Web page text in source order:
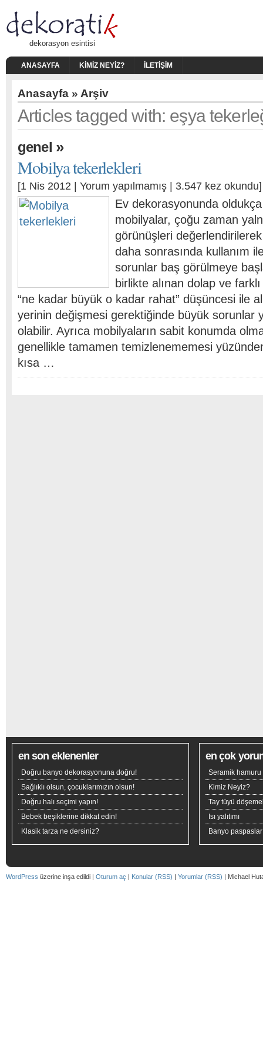
dekorasyon esintisi
ANASAYFA KIMIZ NEYIZ? İLETIŞIM
Anasayfa » Arşiv
Articles tagged with: eşya
genel »
Mobilya tekerlekleri
[1 Nis 2012 | Yorum yapılmamış | 3.547 kez okundu]
Ev dekorasyonunda
mobilyalar, çoğu zaman
görünüşleri değerlendirilerek
daha sonrasında kullanım
sorunlar baş görülmeye
birlikte alınan dolap ve
“ne kadar büyük o kadar rahat” düşüncesi ile
yerinin değişmesi gerektiğinde büyük sorunlar
olabilir. Ayrıca mobilyaların sabit konumda
genellikle tamamen temizlenememesi
kısa …
en son eklenenler
Doğru banyo dekorasyonuna doğru!
Sağlıklı olsun, çocuklarımızın olsun!
Doğru halı seçimi yapın!
Bebek beşiklerine dikkat edin!
Klasik tarza ne dersiniz?
en çok
Seramik hamuru
Kimiz Neyiz?
Tay tüyü
Isı yalıtımı
Banyo
WordPress üzerine inşa edildi | Oturum aç | Konular (RSS) | Yorumlar (RSS) | Michael